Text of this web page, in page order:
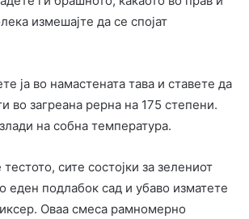
измешајте да се спојат
ја во намастената тава и ставете да
во загреана рерна на 175 степени.
на собна температура.
сите состојки за зелениот
еден подлабок сад и убаво изматете
Оваа смеса рамномерно